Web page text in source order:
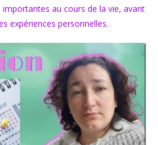
au cours de la vie, avant
expériences personnelles.